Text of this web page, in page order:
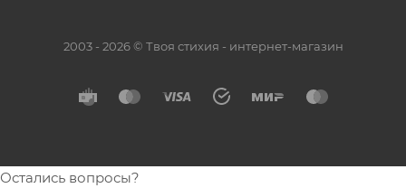
2003 - 2026 © Твоя стихия - интернет-магазин
Остались вопросы?